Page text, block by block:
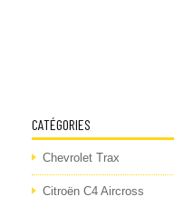
CATÉGORIES
Chevrolet Trax
Citroën C4 Aircross